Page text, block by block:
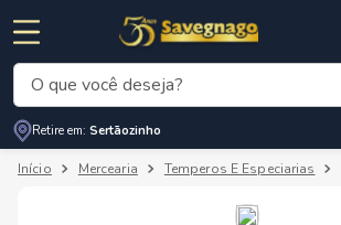
O que você deseja?
Retire em: Sertãozinho
Mercearia Temperos E Especiarias
Termos mais buscados